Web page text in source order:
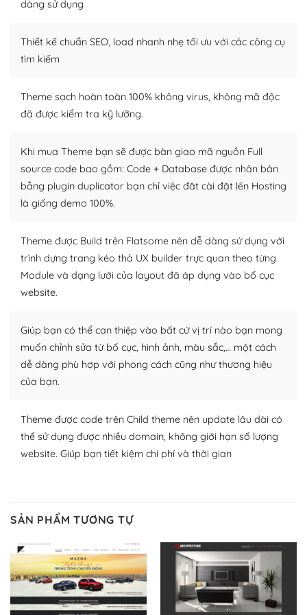
– Sở hữu một cộng đồng lớn, sẵn sàng hỗ trợ
người cuồng tín WordPress.
kiếm những cộng đồng WordPress, họ sẽ giúp bạn trả
lời, giải đáp vấn đề của bạn.
Cộng đồng sử dụng WordPress sẵn sàng hỗ trợ bạn
Plugin mở rộng là thành phần cài đặt thêm vào
WordPress để tăng thêm các tính năng cần thiết. Có
nhiều plugin trả phí hoặc miễn phí.
plugin của WordPress rất phong phú. Bạn có thể thỏa
thích chọn lựa plugin và themes phù hợp cho mục đích
lập website của mình.
WordPress đa dạng plugin và themes
– Dễ sử dụng
Với mọi Hosting bất kỳ thì WordPress đều có thể dễ
Và bạn có toàn quyền tự do khi quyết định nơi lưu trữ
trang web WordPress của bạn.
Dễ dàng lựa chọn Hosting cho website WordPress
– Bảo mật cực tốt
Vì WordPress hiện là nền tảng xây dựng trang web và
dàng sử dụng
Thiết kế chuẩn SEO, load nhanh nhẹ tối ưu với các công cụ
tìm kiếm
Theme sạch hoàn toàn 100% không virus, không mã độc
đã được kiểm tra kỹ lưỡng.
Khi mua Theme bạn sẽ được bàn giao mã nguồn Full
source code bao gồm: Code + Database được nhân bản
bằng plugin duplicator bạn chỉ việc đăt cài đặt lên Hosting
là giống demo 100%.
Theme được Build trên Flatsome nên dễ dàng sử dụng với
trình dựng trang kéo thả UX builder trực quan theo từng
Module và dạng lưới của layout đã áp dụng vào bố cục
website.
Giúp bạn có thể can thiệp vào bất cứ vị trí nào bạn mong
muốn chỉnh sửa từ bố cục, hình ảnh, màu sắc,… một cách
dễ dàng phù hợp với phong cách cũng như thương hiệu
của bạn.
Theme được code trên Child theme nên update lâu dài có
thể sử dụng được nhiều domain, không giới hạn số lượng
website. Giúp bạn tiết kiệm chi phí và thời gian
SẢN PHẨM TƯƠNG TỰ